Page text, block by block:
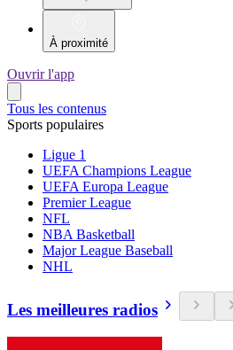
À proximité
Ouvrir l'app
Tous les contenus
Sports populaires
Ligue 1
UEFA Champions League
UEFA Europa League
Premier League
NFL
NBA Basketball
Major League Baseball
NHL
Les meilleures radios